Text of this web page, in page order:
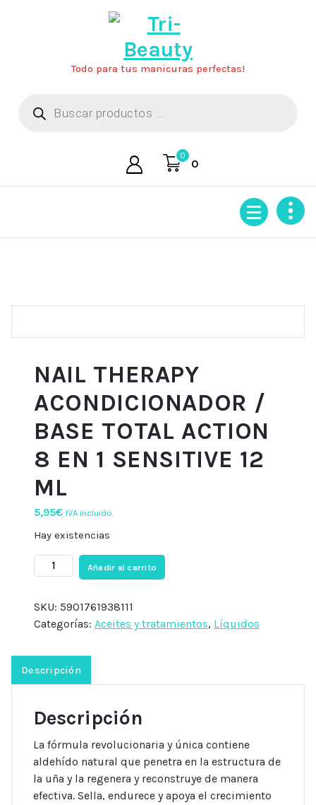
Todo para tus manicuras perfectas!
productos
0
0
NAIL THERAPY
ACONDICIONADOR /
BASE TOTAL ACTION
8 EN 1 SENSITIVE 12
ML
5,95€ IVA incluido.
Hay existencias
NAIL
THERAPY
/
BASE
ACTION
8
1
12
ML
cantidad
Añadir al carrito
SKU: 5901761938111
Categorías: Aceites y tratamientos, Líquidos
Descripción
Descripción
La fórmula revolucionaria y única contiene
aldehído natural que penetra en la estructura de
la uña y la regenera y reconstruye de manera
efectiva. Sella, endurece y apoya el crecimiento